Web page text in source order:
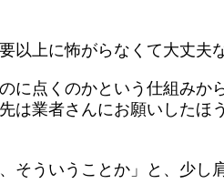
以上に怖がらなくて大丈夫
に点くのかという仕組みか
は業者さんにお願いしたほ
そういうことか」と、少し